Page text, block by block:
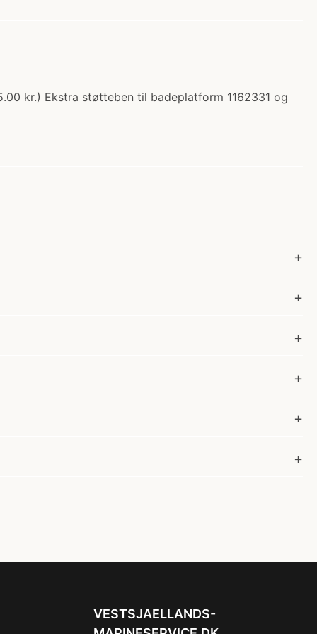
kr.) Ekstra støtteben til badeplatform 1162331 og
VESTSJAELLANDS-